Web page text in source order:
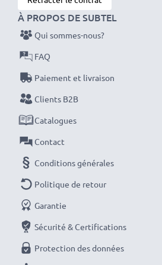
vos batteries avant leur première
Ne ratez plus jamais un cliché
batterie LCD intelligent et
Commandez dès maintenant
et une garantie de 3 ans !
À PROPOS DE SUBTEL
Qui sommes-nous?
FAQ
Paiement et livraison
Clients B2B
Catalogues
Contact
Conditions générales
Politique de retour
Garantie
Sécurité & Certifications
Protection des données